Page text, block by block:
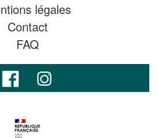
légales
Contact
FAQ